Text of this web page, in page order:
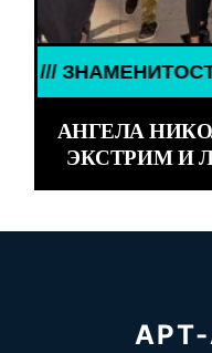
///
АНГЕЛА
ЭКСТРИМ И